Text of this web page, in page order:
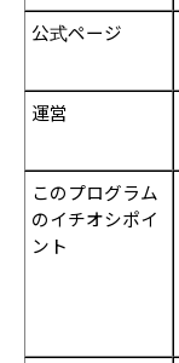
公式ページ
運営
このプログラム
のイチオシポイ
ント